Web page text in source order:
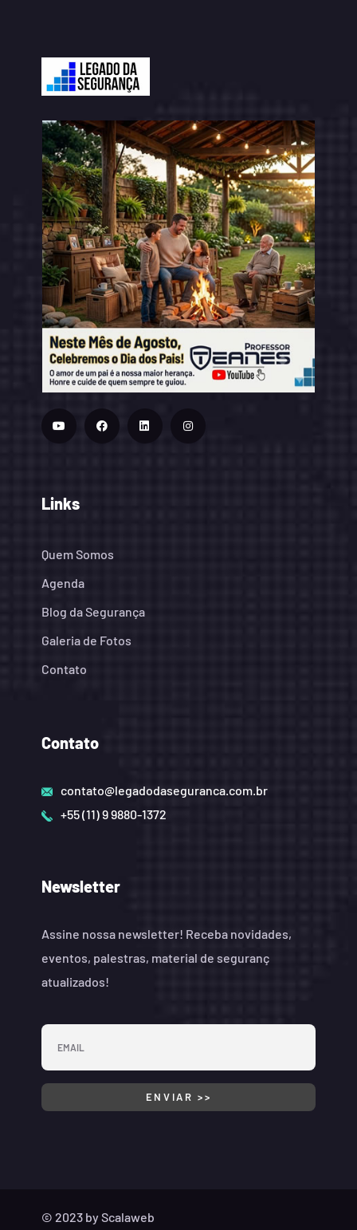
Links
Quem Somos
Agenda
Blog da Segurança
Galeria de Fotos
Contato
Contato
contato@legadodaseguranca.com.br
+55 (11) 9 9880-1372
Newsletter
Assine nossa newsletter! Receba novidades,
eventos, palestras, material de seguranç
atualizados!
© 2023 byScalaweb